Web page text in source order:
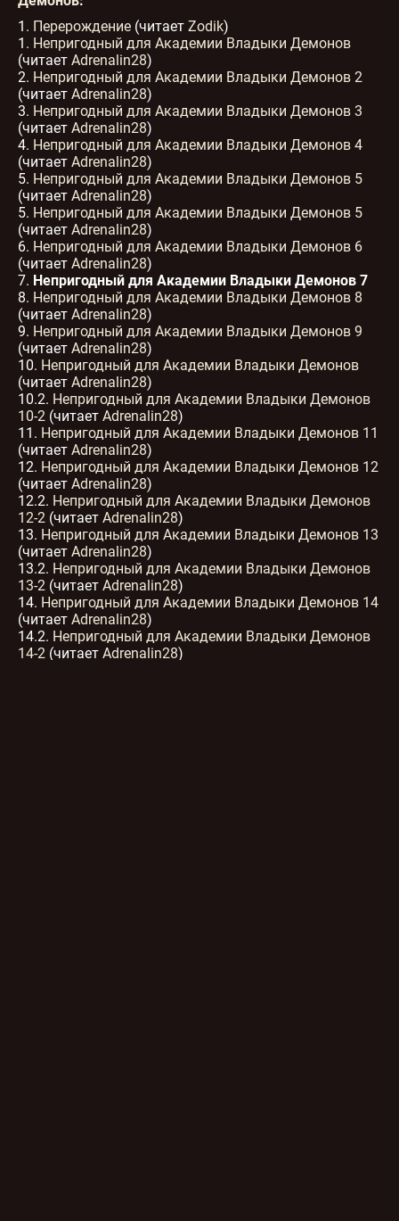
46 Владыка демонов v07 - Эпилог
47 Владыка демонов v07 - Послесловие автора
1. Перерождение (читает Zodik)
1. Непригодный для Академии Владыки Демонов
(читает Adrenalin28)
2. Непригодный для Академии Владыки Демонов 2
(читает Adrenalin28)
3. Непригодный для Академии Владыки Демонов 3
(читает Adrenalin28)
4. Непригодный для Академии Владыки Демонов 4
(читает Adrenalin28)
5. Непригодный для Академии Владыки Демонов 5
(читает Adrenalin28)
5. Непригодный для Академии Владыки Демонов 5
(читает Adrenalin28)
6. Непригодный для Академии Владыки Демонов 6
(читает Adrenalin28)
7. Непригодный для Академии Владыки Демонов 7
8. Непригодный для Академии Владыки Демонов 8
(читает Adrenalin28)
9. Непригодный для Академии Владыки Демонов 9
(читает Adrenalin28)
10. Непригодный для Академии Владыки Демонов
(читает Adrenalin28)
10.2. Непригодный для Академии Владыки Демонов
10-2 (читает Adrenalin28)
11. Непригодный для Академии Владыки Демонов 11
(читает Adrenalin28)
12. Непригодный для Академии Владыки Демонов 12
(читает Adrenalin28)
12.2. Непригодный для Академии Владыки Демонов
12-2 (читает Adrenalin28)
13. Непригодный для Академии Владыки Демонов 13
(читает Adrenalin28)
13.2. Непригодный для Академии Владыки Демонов
13-2 (читает Adrenalin28)
14. Непригодный для Академии Владыки Демонов 14
(читает Adrenalin28)
14.2. Непригодный для Академии Владыки Демонов
14-2 (читает Adrenalin28)